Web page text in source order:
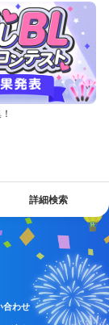
詳細検索
合わせ